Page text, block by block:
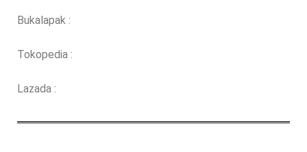
Bukalapak :
Tokopedia :
Lazada :